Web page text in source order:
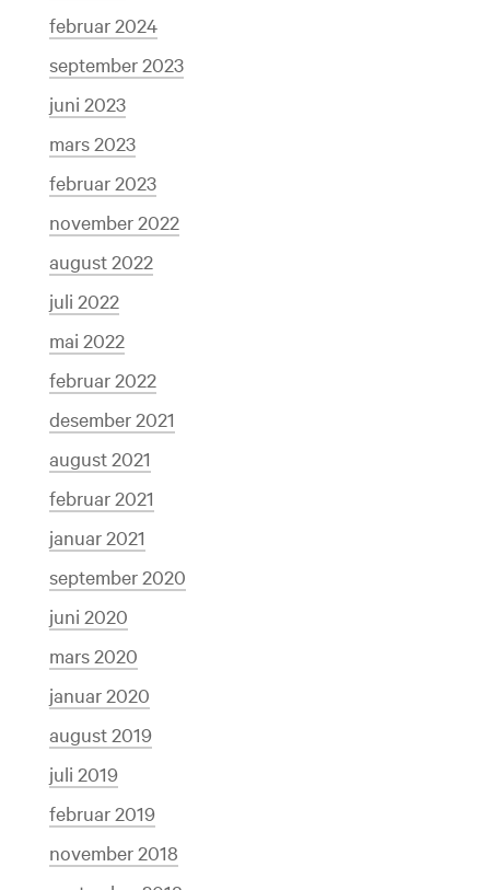
februar 2024
september 2023
juni 2023
mars 2023
februar 2023
november 2022
august 2022
juli 2022
mai 2022
februar 2022
desember 2021
august 2021
februar 2021
januar 2021
september 2020
juni 2020
mars 2020
januar 2020
august 2019
juli 2019
februar 2019
november 2018